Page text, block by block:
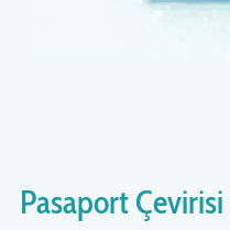
Pasaport Çevirisi